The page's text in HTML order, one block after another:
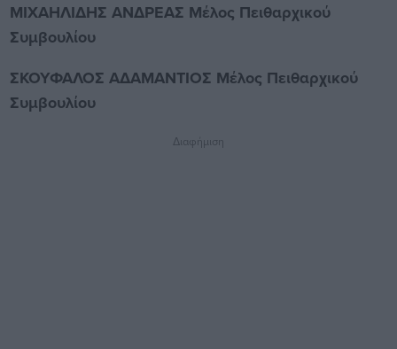
ΜΙΧΑΗΛΙΔΗΣ ΑΝΔΡΕΑΣ Μέλος Πειθαρχικού
Συμβουλίου
ΣΚΟΥΦΑΛΟΣ ΑΔΑΜΑΝΤΙΟΣ Μέλος Πειθαρχικού
Συμβουλίου
Διαφήμιση